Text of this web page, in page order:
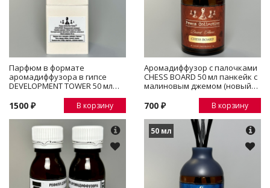
Парфюм в формате
аромадиффузора в гипсе
DEVELOPMENT TOWER 50 мл
сливы и амбры
1500 ₽ В корзину
Аромадиффузор с палочками
CHESS BOARD 50 мл панкейк с
малиновым джемом (новый
700 ₽ В корзину
50 мл